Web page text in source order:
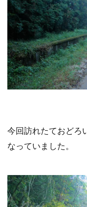
今回訪れたておどろ
なっていました。